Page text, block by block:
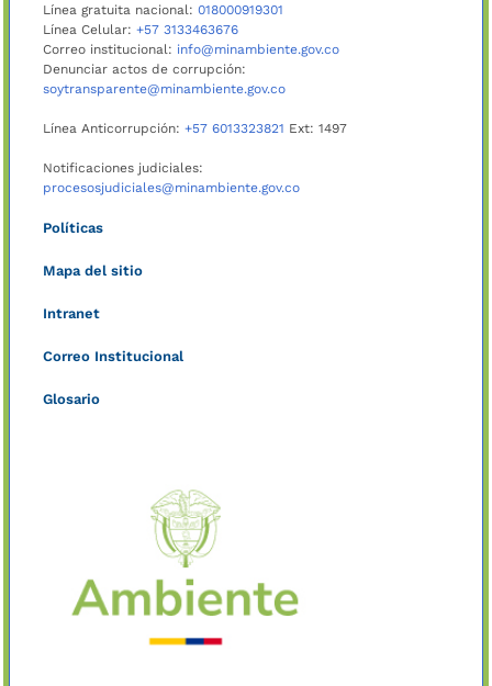
Línea gratuita nacional: 018000919301
Línea Celular: +57 3133463676
Correo institucional: info@minambiente.gov.co
Denunciar actos de corrupción:
soytransparente@minambiente.gov.co
Línea Anticorrupción: +57 6013323821 Ext: 1497
Notificaciones judiciales:
procesosjudiciales@minambiente.gov.co
Políticas
Mapa del sitio
Intranet
Correo Institucional
Glosario